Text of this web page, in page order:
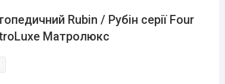
Rubin / Рубін серії Four
Матролюкс